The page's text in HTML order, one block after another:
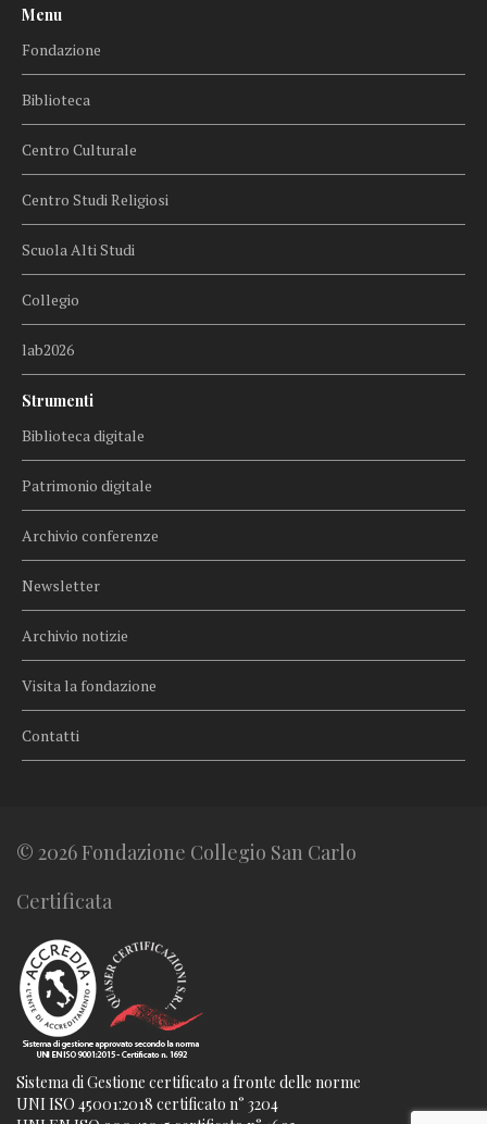
Menu
Fondazione
Biblioteca
Centro Culturale
Centro Studi Religiosi
Scuola Alti Studi
Collegio
lab2026
Strumenti
Biblioteca digitale
Patrimonio digitale
Archivio conferenze
Newsletter
Archivio notizie
Visita la fondazione
Contatti
© 2026 Fondazione Collegio San Carlo
Certificata
Sistema di Gestione certificato a fronte delle norme
UNI ISO 45001:2018 certificato n° 3204